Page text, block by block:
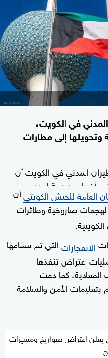
في الكويت،
وتحويلها إلى مطارات
المدني في الكويت أن
أضرار جسيمة لعدد من
إصابات.
الطوارئ في مطار
مبنى بطائرات مسيرة
العامة للجيش الكويتيأن
صاروخية وطائرات
الانفجاراتالتي تم سماعها
اعتراض تنفذها
كما دعت
بتعليمات الأمن والسلامة
يعلن اعتراض صواريخ ومسيرات